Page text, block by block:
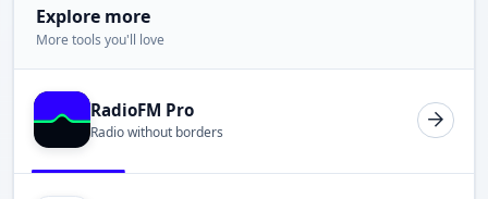
Explore more
More tools you'll love
RadioFM Pro
Radio without borders